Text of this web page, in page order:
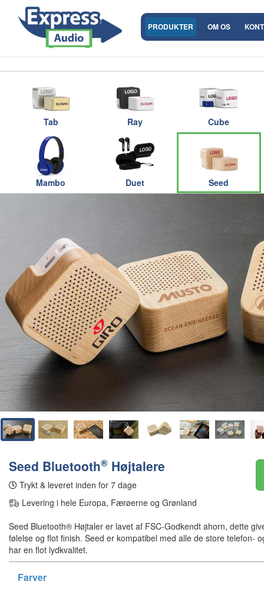
PRODUKTER OM OS
Tab Ray Cube
Mambo Duet Seed
Seed Bluetooth® Højtalere
Trykt & leveret inden for 7 dage
Levering i hele Europa, Færøerne og Grønland
Seed Bluetooth® Højtaler er lavet af FSC-Godkendt ahorn, dette
følelse og flot finish. Seed er kompatibel med alle de store telefon-
har en flot lydkvalitet.
Farver